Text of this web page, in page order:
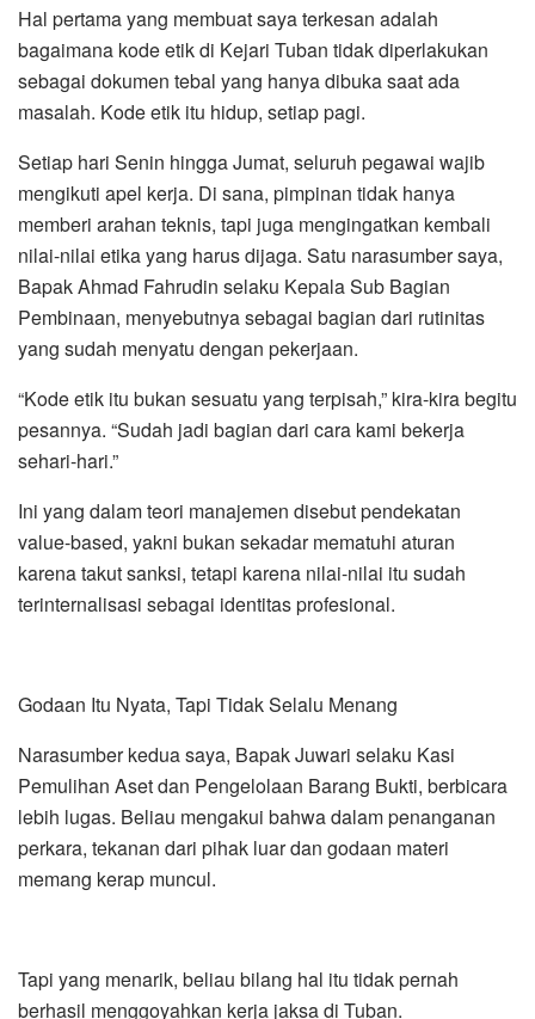
Hal pertama yang membuat saya terkesan adalah
bagaimana kode etik di Kejari Tuban tidak diperlakukan
sebagai dokumen tebal yang hanya dibuka saat ada
masalah. Kode etik itu hidup, setiap pagi.
Setiap hari Senin hingga Jumat, seluruh pegawai wajib
mengikuti apel kerja. Di sana, pimpinan tidak hanya
memberi arahan teknis, tapi juga mengingatkan kembali
nilai-nilai etika yang harus dijaga. Satu narasumber saya,
Bapak Ahmad Fahrudin selaku Kepala Sub Bagian
Pembinaan, menyebutnya sebagai bagian dari rutinitas
yang sudah menyatu dengan pekerjaan.
“Kode etik itu bukan sesuatu yang terpisah,” kira-kira begitu
pesannya. “Sudah jadi bagian dari cara kami bekerja
sehari-hari.”
Ini yang dalam teori manajemen disebut pendekatan
value-based, yakni bukan sekadar mematuhi aturan
karena takut sanksi, tetapi karena nilai-nilai itu sudah
terinternalisasi sebagai identitas profesional.
Godaan Itu Nyata, Tapi Tidak Selalu Menang
Narasumber kedua saya, Bapak Juwari selaku Kasi
Pemulihan Aset dan Pengelolaan Barang Bukti, berbicara
lebih lugas. Beliau mengakui bahwa dalam penanganan
perkara, tekanan dari pihak luar dan godaan materi
memang kerap muncul.
Tapi yang menarik, beliau bilang hal itu tidak pernah
berhasil menggoyahkan kerja jaksa di Tuban.